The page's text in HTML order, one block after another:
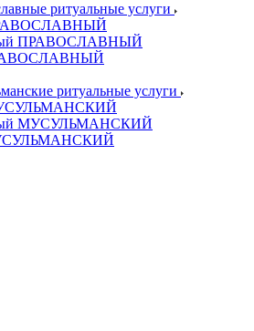
ритуальные услуги
ПРАВОСЛАВНЫЙ
ритуальные услуги
МУСУЛЬМАНСКИЙ